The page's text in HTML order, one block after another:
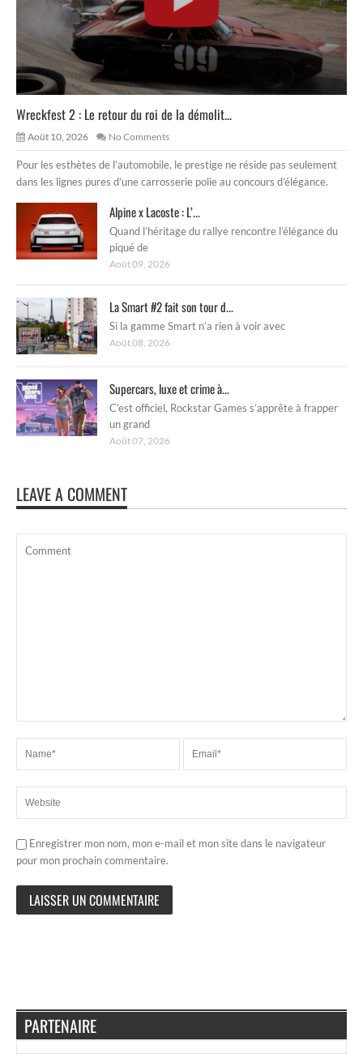
Wreckfest 2 : Le retour du roi de la démolit...
Août 10, 2026 No Comments
Pour les esthètes de l’automobile, le prestige ne réside pas seulement
dans les lignes pures d’une carrosserie polie au concours d’élégance.
Alpine x Lacoste : L’...
Quand l’héritage du rallye rencontre l’élégance du
piqué de
Août 09, 2026
La Smart #2 fait son tour d...
Si la gamme Smart n’a rien à voir avec
Août 08, 2026
Supercars, luxe et crime à...
C’est officiel, Rockstar Games s’apprête à frapper
un grand
Août 07, 2026
LEAVE A COMMENT
Enregistrer mon nom, mon e-mail et mon site dans le navigateur
pour mon prochain commentaire.
PARTENAIRE